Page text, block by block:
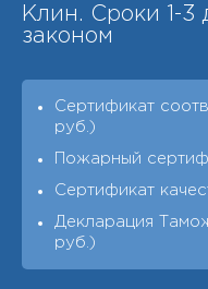
Клин. Cроки 1-3
законом
Сертификат
руб.)
Пожарный
Сертификат
Декларация
руб.)